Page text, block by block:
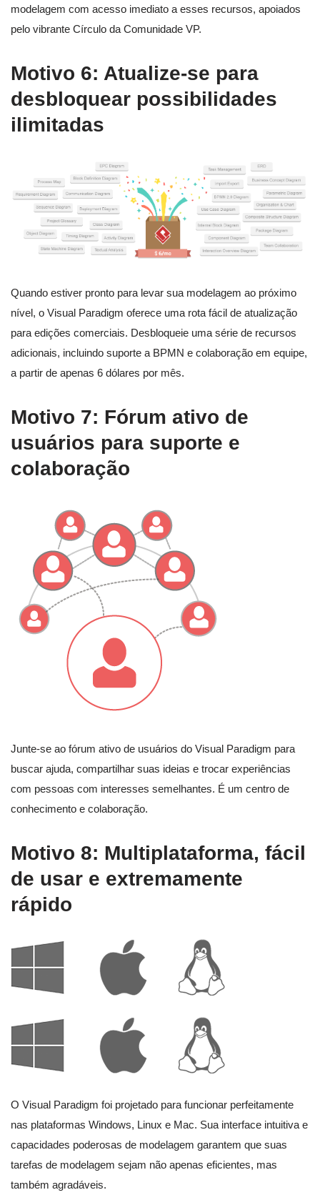
modelagem com acesso imediato a esses recursos, apoiados
pelo vibrante Círculo da Comunidade VP.
Motivo 6: Atualize-se para
desbloquear possibilidades
ilimitadas
Quando estiver pronto para levar sua modelagem ao próximo
nível, o Visual Paradigm oferece uma rota fácil de atualização
para edições comerciais. Desbloqueie uma série de recursos
adicionais, incluindo suporte a BPMN e colaboração em equipe,
a partir de apenas 6 dólares por mês.
Motivo 7: Fórum ativo de
usuários para suporte e
colaboração
Junte-se ao fórum ativo de usuários do Visual Paradigm para
buscar ajuda, compartilhar suas ideias e trocar experiências
com pessoas com interesses semelhantes. É um centro de
conhecimento e colaboração.
Motivo 8: Multiplataforma, fácil
de usar e extremamente
rápido
O Visual Paradigm foi projetado para funcionar perfeitamente
nas plataformas Windows, Linux e Mac. Sua interface intuitiva e
capacidades poderosas de modelagem garantem que suas
tarefas de modelagem sejam não apenas eficientes, mas
também agradáveis.